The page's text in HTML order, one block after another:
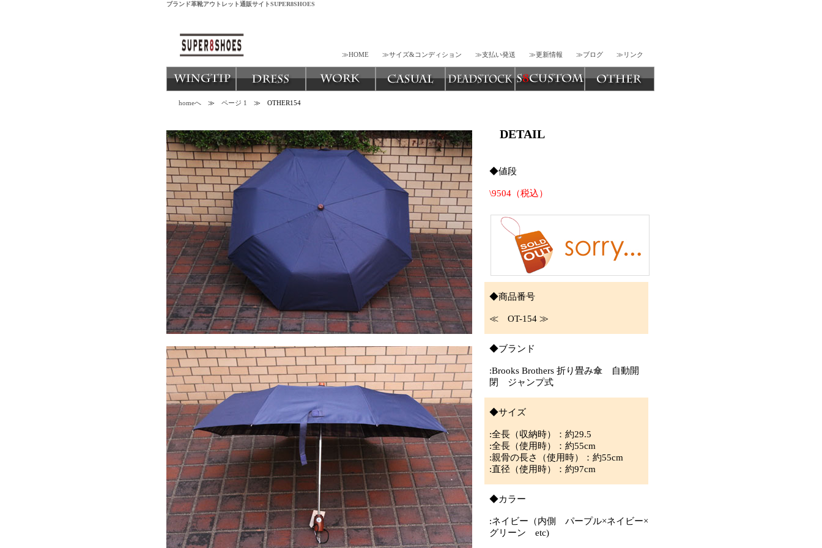
ブランド革靴アウトレット通販サイトSUPER8SHOES
≫HOME ≫サイズ&コンディション ≫支払い発送 ≫更新情報 ≫ブログ ≫リンク
homeへ ≫ ページ 1 ≫ OTHER154
DETAIL
◆値段
\9504（税込）
◆商品番号
≪ OT-154 ≫
◆ブランド
:Brooks Brothers 折り畳み傘 自動開
閉 ジャンプ式
◆サイズ
:全長（収納時）：約29.5
:全長（使用時）：約55cm
:親骨の長さ（使用時）：約55cm
:直径（使用時）：約97cm
◆カラー
:ネイビー（内側 パープル×ネイビー×
グリーン etc)